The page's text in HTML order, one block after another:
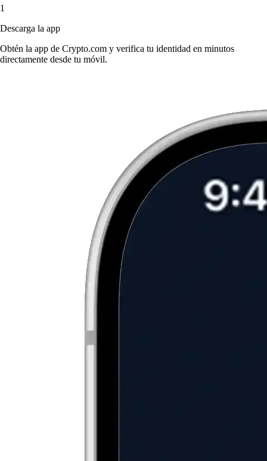
1
Descarga la app
Obtén la app de Crypto.com y verifica tu identidad en minutos
directamente desde tu móvil.